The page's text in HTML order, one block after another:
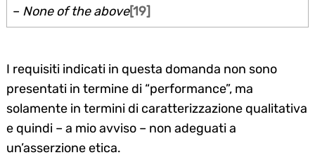
– None of the above[19]
I requisiti indicati in questa domanda non sono
presentati in termine di “performance”, ma
solamente in termini di caratterizzazione qualitativa
e quindi – a mio avviso – non adeguati a
un’asserzione etica.